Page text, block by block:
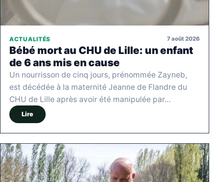
ACTUALITÉS 7 août 2026
Bébé mort au CHU de Lille: un enfant
de 6 ans mis en cause
Un nourrisson de cinq jours, prénommée Zayneb,
est décédée à la maternité Jeanne de Flandre du
CHU de Lille après avoir été manipulée par…
Lire